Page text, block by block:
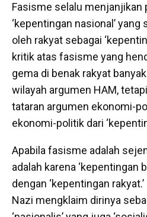
Fasisme selalu menjanjikan
‘kepentingan nasional’
oleh rakyat sebagai
kritik atas fasisme yang
gema di benak rakyat
wilayah argumen HAM,
tataran argumen ekonomi-
ekonomi-politik dari
Apabila fasisme adalah
adalah karena ‘kepentingan
dengan ‘kepentingan
Nazi mengklaim dirinya